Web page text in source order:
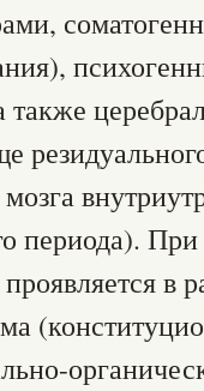
также
периода).
в